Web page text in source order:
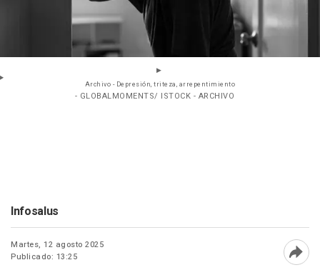
Archivo - Depresión, triteza, arrepentimiento
- GLOBALMOMENTS/ ISTOCK - ARCHIVO
Infosalus
Martes, 12 agosto 2025
Publicado: 13:25